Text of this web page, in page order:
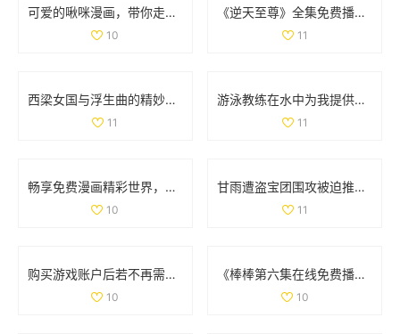
可爱的啾咪漫画，带你走进奇幻的二次元世界
10
《逆天至尊》全集免费播放，尽享精彩剧情和热血冒险之旅
11
西梁女国与浮生曲的精妙连接与创作过程探讨
11
游泳教练在水中为我提供专业指导的精彩瞬间
11
畅享免费漫画精彩世界，轻松进入漫漫漫画入口页面
10
甘雨遭盗宝团围攻被迫推离现场 引发网友热议
11
购买游戏账户后若不再需要，是否可以申请退款
10
《棒棒第六集在线免费播放方法分享与观看体验》
10